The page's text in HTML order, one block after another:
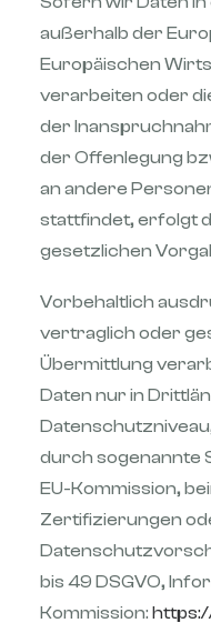
außerhalb der
Europäischen
verarbeiten oder
der
der Offenlegung
an andere
stattfindet, erfolgt
gesetzlichen
Vorbehaltlich
vertraglich oder
Übermittlung
Daten nur in
durch sogenannte
EU-Kommission,
Zertifizierungen
bis 49 DSGVO,
Kommission: